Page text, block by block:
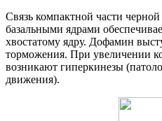
Связь компактной части
базальными ядрами
хвостатому ядру. Дофамин
торможения. При увеличении
возникают гиперкинезы
движения).